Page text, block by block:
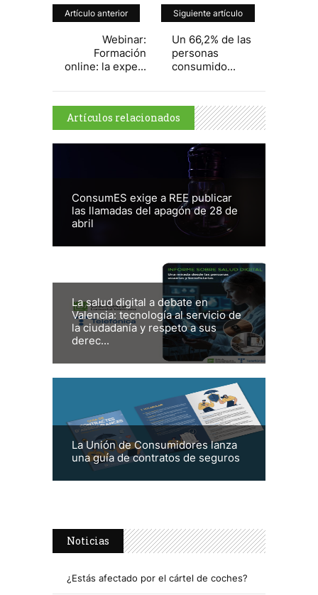
Artículo anterior
Webinar:
Formación
online: la expe...
Siguiente artículo
Un 66,2% de las
personas
consumido...
Artículos relacionados
ConsumES exige a REE publicar
las llamadas del apagón de 28 de
abril
La salud digital a debate en
Valencia: tecnología al servicio de
la ciudadanía y respeto a sus
derec...
La Unión de Consumidores lanza
una guía de contratos de seguros
Noticias
¿Estás afectado por el cártel de coches?